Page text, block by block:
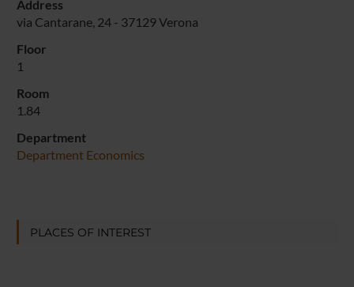
Address
via Cantarane, 24 - 37129 Verona
Floor
1
Room
1.84
Department
Department Economics
PLACES OF INTEREST